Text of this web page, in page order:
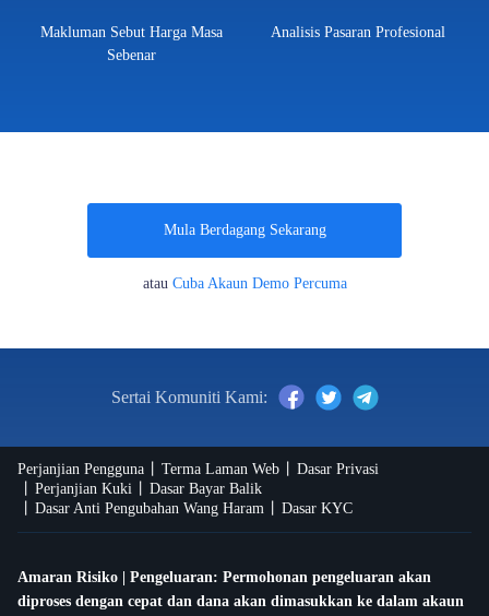
Makluman Sebut Harga Masa
Sebenar
Analisis Pasaran Profesional
Mula Berdagang Sekarang
atau Cuba Akaun Demo Percuma
Sertai Komuniti Kami:
Perjanjian Pengguna Terma Laman Web
Dasar Privasi
Perjanjian Kuki
Dasar Bayar Balik
Dasar Anti Pengubahan Wang Haram
Dasar KYC
Amaran Risiko | Pengeluaran: Permohonan pengeluaran akan
diproses dengan cepat dan dana akan dimasukkan ke dalam akaun